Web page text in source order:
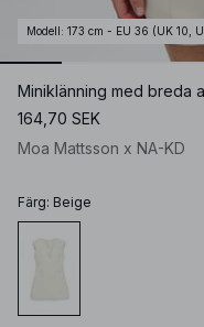
Modell : 173 cm - EU 36 (UK 10,
Miniklänning med breda
164,70 SEK
Moa Mattsson x NA-KD
Färg: Beige